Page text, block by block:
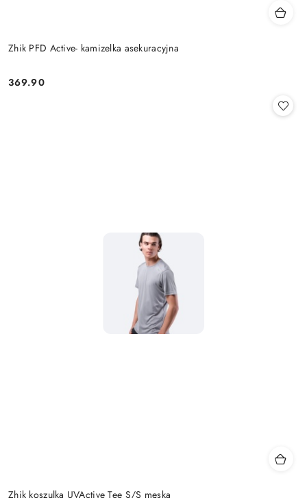
Zhik PFD Active- kamizelka asekuracyjna
Cena:
369.90
Zhik koszulka UVActive Tee S/S męska